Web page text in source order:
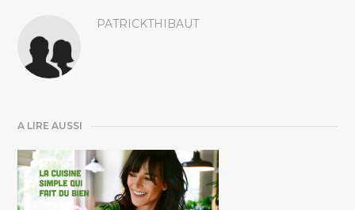
PATRICKTHIBAUT
A LIRE AUSSI